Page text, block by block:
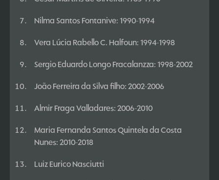
Nilma Santos Fontanive: 1990-1994
Vera Lúcia Rabello C. Halfoun: 1994-1998
Sergio Eduardo Longo Fracalanzza: 1998-2002
João Ferreira da Silva filho: 2002-2006
Almir Fraga Valladares: 2006-2010
Maria Fernanda Santos Quintela da Costa
Nunes: 2010-2018
Luiz Eurico Nasciutti